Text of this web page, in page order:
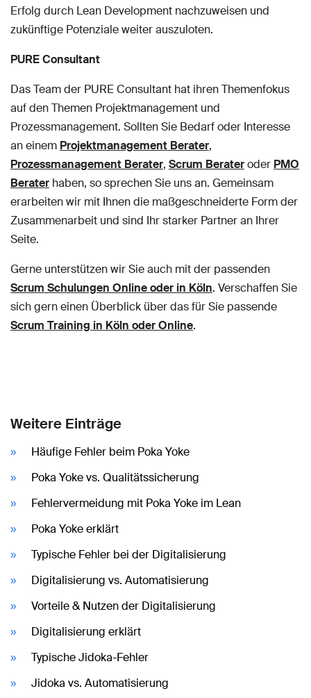
Erfolg durch Lean Development nachzuweisen und
zukünftige Potenziale weiter auszuloten.
PURE Consultant
Das Team der PURE Consultant hat ihren Themenfokus
auf den Themen Projektmanagement und
Prozessmanagement. Sollten Sie Bedarf oder Interesse
an einem Projektmanagement Berater,
Prozessmanagement Berater, Scrum Berateroder PMO
Berater haben, so sprechen Sie uns an. Gemeinsam
erarbeiten wir mit Ihnen die maßgeschneiderte Form der
Zusammenarbeit und sind Ihr starker Partner an Ihrer
Seite.
Gerne unterstützen wir Sie auch mit der passenden
Scrum Schulungen Online oder in Köln. Verschaffen Sie
sich gern einen Überblick über das für Sie passende
Scrum Training in Köln oder Online.
Weitere Einträge
Häufige Fehler beim Poka Yoke
Poka Yoke vs. Qualitätssicherung
Fehlervermeidung mit Poka Yoke im Lean
Poka Yoke erklärt
Typische Fehler bei der Digitalisierung
Digitalisierung vs. Automatisierung
Vorteile & Nutzen der Digitalisierung
Digitalisierung erklärt
Typische Jidoka-Fehler
Jidoka vs. Automatisierung